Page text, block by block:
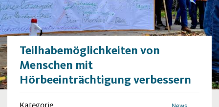
Teilhabemöglichkeiten von
Menschen mit
Hörbeeinträchtigung verbessern